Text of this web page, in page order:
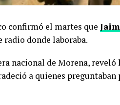
confirmó el martes que
radio donde laboraba.
nacional de Morena,
a quienes